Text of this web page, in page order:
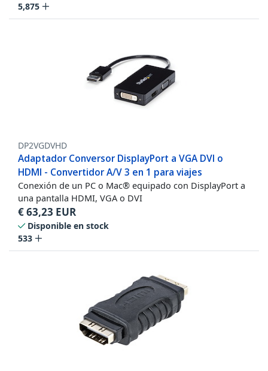
5,875
DP2VGDVHD
Adaptador Conversor DisplayPort a VGA DVI o
HDMI - Convertidor A/V 3 en 1 para viajes
Conexión de un PC o Mac® equipado con DisplayPort a
una pantalla HDMI, VGA o DVI
€63,23 EUR
Disponible en stock
533